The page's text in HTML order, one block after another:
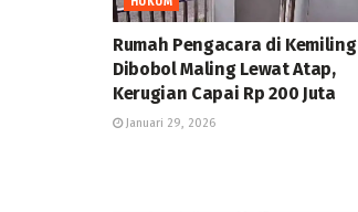
Rumah Pengacara di Kemiling
Dibobol Maling Lewat Atap,
Kerugian Capai Rp 200 Juta
Januari 29, 2026